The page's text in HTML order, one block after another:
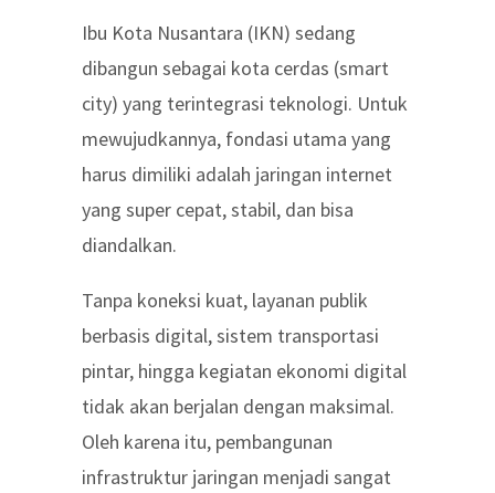
Ibu Kota Nusantara (IKN) sedang
dibangun sebagai kota cerdas (smart
city) yang terintegrasi teknologi. Untuk
mewujudkannya, fondasi utama yang
harus dimiliki adalah jaringan internet
yang super cepat, stabil, dan bisa
diandalkan.
Tanpa koneksi kuat, layanan publik
berbasis digital, sistem transportasi
pintar, hingga kegiatan ekonomi digital
tidak akan berjalan dengan maksimal.
Oleh karena itu, pembangunan
infrastruktur jaringan menjadi sangat